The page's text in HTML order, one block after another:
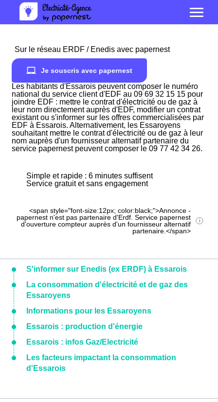
Sur le réseau ERDF / Enedis avec papernest
Je souscris avec papernest
Les habitants d'Essarois peuvent composer le numéro
national du service client d'EDF au 09 69 32 15 15 pour
joindre EDF : mettre le contrat d'électricité ou de gaz à
leur nom directement auprès d'EDF, modifier un contrat
existant ou s'informer sur les offres commercialisées par
EDF à Essarois. Alternativement, les Essaroyens
souhaitant mettre le contrat d'électricité ou de gaz à leur
nom auprès d'un fournisseur alternatif partenaire du
service papernest peuvent composer le 09 77 42 34 26.
Simple et rapide : 6 minutes suffisent
Service gratuit et sans engagement
<span style="font-size:12px; color:black;">Annonce -
papernest n'est pas partenaire d'Erdf. Service papernest
d'ouverture compteur auprès d'un fournisseur alternatif
partenaire.</span>
S'informer sur Enedis (ex ERDF) à Essarois
La consommation d'électricité et de gaz des
Essaroyens
Informations pour les Essaroyens
Essarois : production d'énergie
Essarois : infos Gaz/Electricité
Les facteurs impactant la consommation
d'Essarois